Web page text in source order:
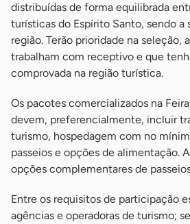
distribuídas de forma equilibrada
turísticas do Espírito Santo, sendo a
região. Terão prioridade na seleção,
trabalham com receptivo e que
comprovada na região turística.
Os pacotes comercializados na
devem, preferencialmente, incluir
turismo, hospedagem com no
passeios e opções de alimentação.
opções complementares de
Entre os requisitos de participação
agências e operadoras de turismo;